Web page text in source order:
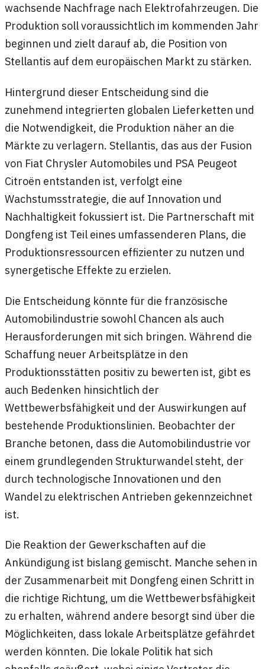
wachsende Nachfrage nach Elektrofahrzeugen. Die
Produktion soll voraussichtlich im kommenden Jahr
beginnen und zielt darauf ab, die Position von
Stellantis auf dem europäischen Markt zu stärken.
Hintergrund dieser Entscheidung sind die
zunehmend integrierten globalen Lieferketten und
die Notwendigkeit, die Produktion näher an die
Märkte zu verlagern. Stellantis, das aus der Fusion
von Fiat Chrysler Automobiles und PSA Peugeot
Citroën entstanden ist, verfolgt eine
Wachstumsstrategie, die auf Innovation und
Nachhaltigkeit fokussiert ist. Die Partnerschaft mit
Dongfeng ist Teil eines umfassenderen Plans, die
Produktionsressourcen effizienter zu nutzen und
synergetische Effekte zu erzielen.
Die Entscheidung könnte für die französische
Automobilindustrie sowohl Chancen als auch
Herausforderungen mit sich bringen. Während die
Schaffung neuer Arbeitsplätze in den
Produktionsstätten positiv zu bewerten ist, gibt es
auch Bedenken hinsichtlich der
Wettbewerbsfähigkeit und der Auswirkungen auf
bestehende Produktionslinien. Beobachter der
Branche betonen, dass die Automobilindustrie vor
einem grundlegenden Strukturwandel steht, der
durch technologische Innovationen und den
Wandel zu elektrischen Antrieben gekennzeichnet
ist.
Die Reaktion der Gewerkschaften auf die
Ankündigung ist bislang gemischt. Manche sehen in
der Zusammenarbeit mit Dongfeng einen Schritt in
die richtige Richtung, um die Wettbewerbsfähigkeit
zu erhalten, während andere besorgt sind über die
Möglichkeiten, dass lokale Arbeitsplätze gefährdet
werden könnten. Die lokale Politik hat sich